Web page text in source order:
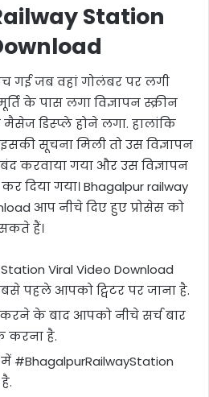
Station
गई जब वहां गोलंबर पर लगी
के पास लगा विज्ञापन स्क्रीन
डिस्प्ले होने लगा. हालांकि
सूचना मिली तो उस विज्ञापन
करवाया गया और उस विज्ञापन
दिया गया। Bhagalpur railway
आप नीचे दिए हुए प्रोसेस को
हैं।
Viral Video Download
पहले आपको ट्विटर पर जाना है.
के बाद आपको नीचे सर्च बार
करना है.
#BhagalpurRailwayStation